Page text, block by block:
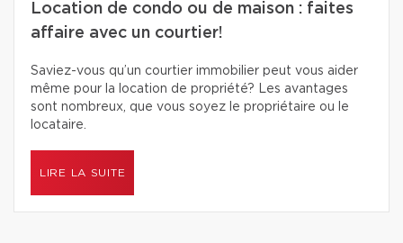
Location de condo ou de maison : faites
affaire avec un courtier!
Saviez-vous qu’un courtier immobilier peut vous aider
même pour la location de propriété? Les avantages
sont nombreux, que vous soyez le propriétaire ou le
locataire.
LIRE LA SUITE